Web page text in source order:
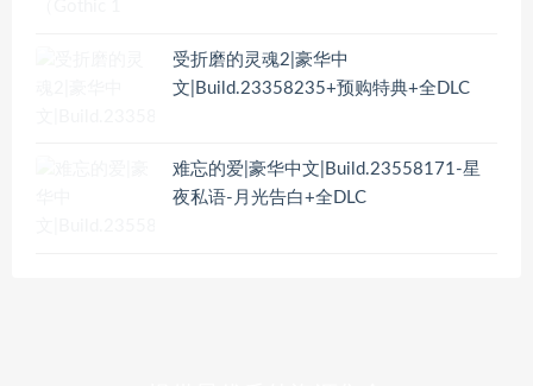
受折磨的灵魂2|豪华中
文|Build.23358235+预购特典+全DLC
难忘的爱|豪华中文|Build.23558171-星
夜私语-月光告白+全DLC